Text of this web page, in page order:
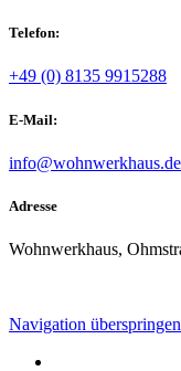
Telefon:
+49 (0) 8135 9915288
E-Mail:
info@wohnwerkhaus.de
Adresse
Wohnwerkhaus,
Navigation überspringen